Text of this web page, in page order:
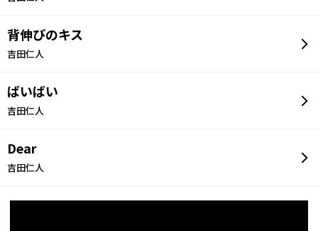
背伸びのキス
吉田仁人
ばいばい
吉田仁人
Dear
吉田仁人